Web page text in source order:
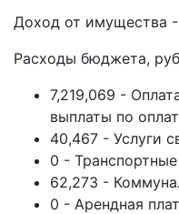
Доход от имущества
Расходы бюджета, руб
7,219,069 -
выплаты по
40,467 - Услуги
0 - Транспортные
62,273 -
0 - Арендная